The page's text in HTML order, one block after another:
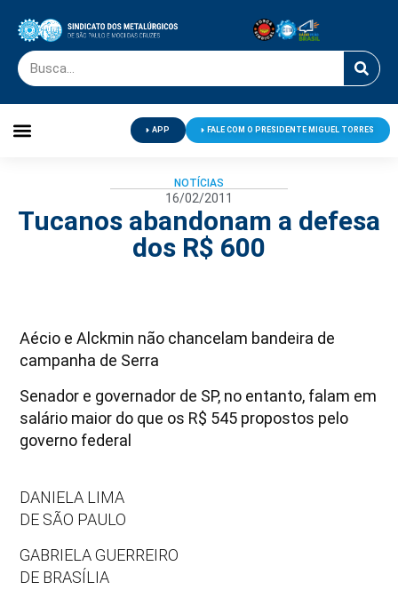
APP FALE COM O PRESIDENTE MIGUEL TORRES
NOTÍCIAS
16/02/2011
Tucanos abandonam a defesa
dos R$ 600
Aécio e Alckmin não chancelam bandeira de
campanha de Serra
Senador e governador de SP, no entanto, falam em
salário maior do que os R$ 545 propostos pelo
governo federal
DANIELA LIMA
DE SÃO PAULO
GABRIELA GUERREIRO
DE BRASÍLIA